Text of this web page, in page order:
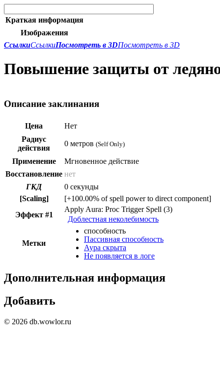
Краткая информация
Изображения
СсылкиСсылкиПосмотреть в 3DПосмотреть в 3D
Повышение защиты от
Описание заклинания
Цена
Нет
Радиус
действия
0 метров (Self Only)
Применение
Мгновенное действие
Восстановление нет
ГКД
0 секунды
[Scaling]
[+100.00% of spell power to direct component]
Эффект #1
Apply Aura: Proc Trigger Spell (3)
Доблестная неколебимость
Метки
способность
Пассивная способность
Аура скрыта
Не появляется в логе
Дополнительная информация
Добавить
© 2026 db.wowlor.ru